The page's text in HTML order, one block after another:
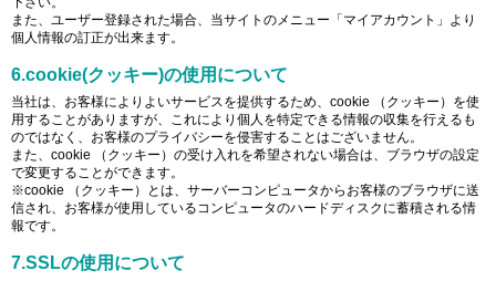
また、ユーザー登録された場合、当サイトのメニュー「マイアカウント」より
個人情報の訂正が出来ます。
6.cookie(クッキー)の使用について
当社は、お客様によりよいサービスを提供するため、cookie （クッキー）を使
用することがありますが、これにより個人を特定できる情報の収集を行えるも
のではなく、お客様のプライバシーを侵害することはございません。
また、cookie （クッキー）の受け入れを希望されない場合は、ブラウザの設定
で変更することができます。
※cookie （クッキー）とは、サーバーコンピュータからお客様のブラウザに送
信され、お客様が使用しているコンピュータのハードディスクに蓄積される情
報です。
7.SSLの使用について